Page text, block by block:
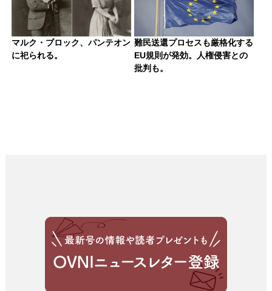
マルク・ブロック、パンテオン
に祀られる。
難民送還プロセスも厳格化する
EU規則が発効。人権侵害との
批判も。